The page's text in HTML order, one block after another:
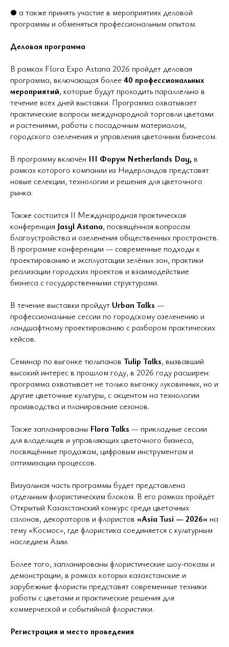
● а также принять участие в мероприятиях деловой
программы и обменяться профессиональным опытом.
Деловая программа
В рамках Flora Expo Astana 2026 пройдет деловая
программа, включающая более 40 профессиональных
мероприятий, которые будут проходить параллельно в
течение всех дней выставки. Программа охватывает
практические вопросы международной торговли цветами
и растениями, работы с посадочным материалом,
городского озеленения и управления цветочным бизнесом.
В программу включён III Форум Netherlands Day, в
рамках которого компании из Нидерландов представят
новые селекции, технологии и решения для цветочного
рынка.
Также состоится II Международная практическая
конференция Jasyl Astana, посвящённая вопросам
благоустройства и озеленения общественных пространств.
В программе конференции — современные подходы к
проектированию и эксплуатации зелёных зон, практики
реализации городских проектов и взаимодействие
бизнеса с государственными структурами.
В течение выставки пройдут Urban Talks —
профессиональные сессии по городскому озеленению и
ландшафтному проектированию с разбором практических
кейсов.
Семинар по выгонке тюльпанов Tulip Talks, вызвавший
высокий интерес в прошлом году, в 2026 году расширен:
программа охватывает не только выгонку луковичных, но и
другие цветочные культуры, с акцентом на технологии
производства и планирование сезонов.
Также запланированы Flora Talks — прикладные сессии
для владельцев и управляющих цветочного бизнеса,
посвящённые продажам, цифровым инструментам и
оптимизации процессов.
Визуальная часть программы будет представлена
отдельным флористическим блоком. В его рамках пройдёт
Открытый Казахстанский конкурс среди цветочных
салонов, декораторов и флористов «Asia Tusi — 2026»на
тему «Космос», где флористика соединяется с культурным
наследием Азии.
Более того, запланированы флористические шоу-показы и
демонстрации, в рамках которых казахстанские и
зарубежные флористы представят современные техники
работы с цветами и практические решения для
коммерческой и событийной флористики.
Регистрация и место проведения